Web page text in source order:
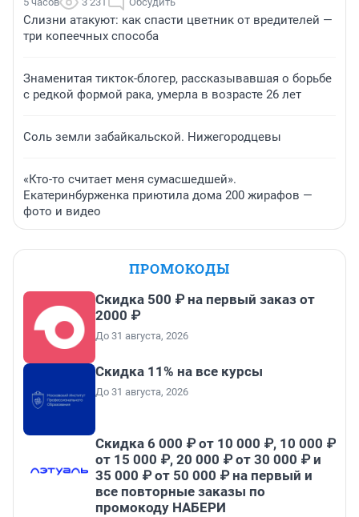
Слизни атакуют: как спасти цветник от вредителей —
три копеечных способа
Знаменитая тикток-блогер, рассказывавшая о борьбе
с редкой формой рака, умерла в возрасте 26 лет
Соль земли забайкальской. Нижегородцевы
«Кто-то считает меня сумасшедшей».
Екатеринбурженка приютила дома 200 жирафов —
фото и видео
ПРОМОКОДЫ
Скидка 500 ₽ на первый заказ от
2000 ₽
До 31 августа, 2026
Скидка 11% на все курсы
До 31 августа, 2026
Скидка 6 000 ₽ от 10 000 ₽, 10 000 ₽
от 15 000 ₽, 20 000 ₽ от 30 000 ₽ и
35 000 ₽ от 50 000 ₽ на первый и
все повторные заказы по
промокоду НАБЕРИ